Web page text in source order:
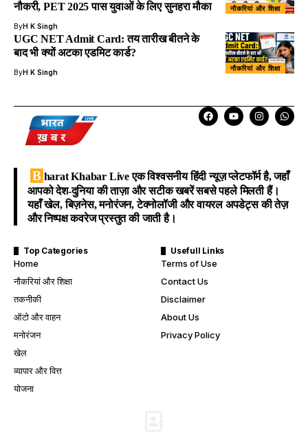
नौकरियां और शिक्षा
नौकरी, PET 2025 पास युवाओं के लिए सुनहरा मौका
ByH K Singh
नौकरियां और शिक्षा
UGC NET Admit Card: तय तारीख बीतने के
बाद भी क्यों अटका एडमिट कार्ड?
ByH K Singh
B harat Khabar Liveएक विश्वसनीय हिंदी न्यूज़ प्लेटफॉर्म है, जहाँ
आपको देश-दुनिया की ताज़ा और सटीक खबरें सबसे पहले मिलती हैं।
यहाँ खेल, बिज़नेस, मनोरंजन, टेक्नोलॉजी और वायरल अपडेट्स की तेज़
और निष्पक्ष कवरेज प्रस्तुत की जाती है।
Top Categories
Home
नौकरियां और शिक्षा
तकनीकी
ऑटो और वाहन
मनोरंजन
खेल
व्यापार और वित्त
योजना
Usefull Links
Terms of Use
Contact Us
Disclaimer
About Us
Privacy Policy